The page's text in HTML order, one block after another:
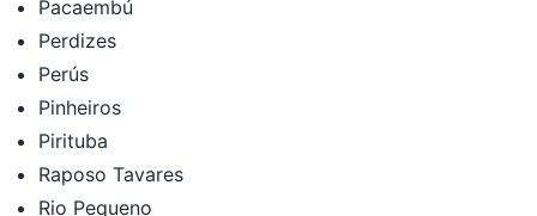
Pacaembú
Perdizes
Perús
Pinheiros
Pirituba
Raposo Tavares
Rio Pequeno